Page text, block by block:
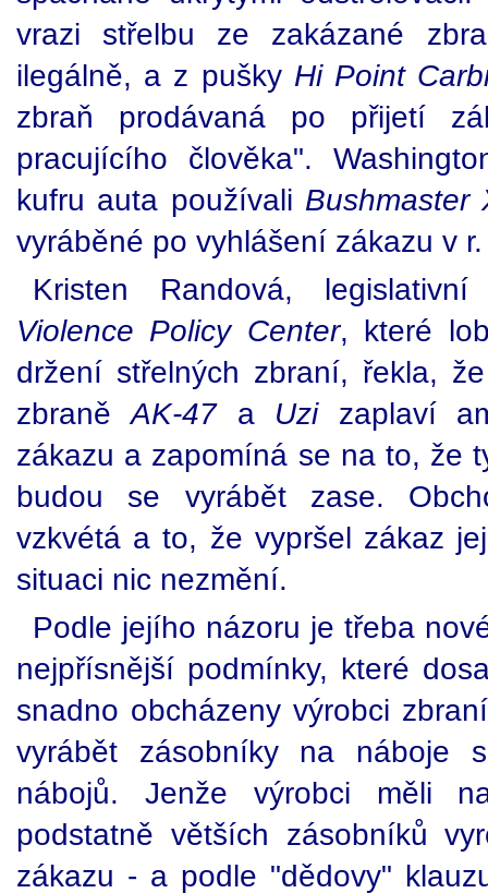
vrazi střelbu ze zakázané
ilegálně, a z pušky Hi Point
zbraň prodávaná po přijetí
pracujícího člověka".
kufru auta používali Bushmaster
vyráběné po vyhlášení zákazu v
Kristen Randová,
Violence Policy Center, které
držení střelných zbraní, řekla,
zbraněAK-47a Uzizaplaví
zákazu a zapomíná se na to, že
budou se vyrábět zase.
vzkvétá a to, že vypršel zákaz
situaci nic nezmění.
Podle jejího názoru je třeba
nejpřísnější podmínky, které
snadno obcházeny výrobci
vyrábět zásobníky na náboje
nábojů. Jenže výrobci měli
podstatně větších zásobníků
zákazu - a podle "dědovy"